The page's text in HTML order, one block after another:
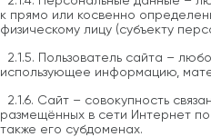
к прямо или косвенно
физическому лицу (субъекту
2.1.5. Пользователь сайта –
использующее информацию,
2.1.6. Сайт – совокупность
размещённых в сети Интернет по
также его субдоменах.